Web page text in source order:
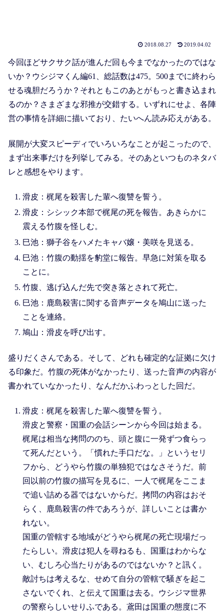
2018.08.27 2019.04.02
今回ほどサクサク話が進んだ回も今までなかったのではな
いか？ウシジマくん編61、総話数は475。500までに終わら
せる魂胆だろうか？それともこのあとがもっと書き込まれ
るのか？さまざまな邪推が交錯する。いずれにせよ、各陣
営の事情を詳細に描いており、たいへん読み応えがある。
展開が大変スピーディでいろいろなことが起こったので、
まず出来事だけを列挙してみる。そのあといつものネタバ
レと感想をやります。
滑皮：梶尾を殺害した輩へ復讐を誓う。
滑皮：シシック本部で梶尾の死を報告。あきらかに
震える竹腹を怪しむ。
巳池：獅子谷をハメたキャバ嬢・美咲を見送る。
巳池：竹腹の動揺を豹堂に報告。早急に対策を取る
ことに。
竹腹、逃げ込んだ先で突き落とされて死亡。
巳池：鹿島殺害に関する音声データを鳩山に送った
ことを連絡。
鳩山：滑皮を呼び出す。
盛りだくさんである。そして、どれも確定的な証拠に欠け
る印象だ。竹腹の死体がなかったり、送った音声の内容が
書かれていなかったり、なんだかふわっとした回だ。
滑皮：梶尾を殺害した輩へ復讐を誓う。
滑皮と警察・国重の会話シーンから今回は始まる。
梶尾は相当な拷問ののち、頭と腹に一発ずつ食らっ
て死んだという。「慣れた手口だな。」というセリ
フから、どうやら竹腹の単独犯ではなさそうだ。前
回以前の竹腹の描写を見るに、一人で梶尾をここま
で追い詰める器ではないからだ。拷問の内容はおそ
らく、鹿島殺害の件であろうが、詳しいことは書か
れない。
国重の管轄する地域がどうやら梶尾の死亡現場だっ
たらしい。滑皮は犯人を尋ねるも、国重はわからな
い、むしろ心当たりがあるのではないか？と訊く。
敵討ちは考えるな、せめて自分の管轄で騒ぎを起こ
さないでくれ、と伝えて国重は去る。ウシジマ世界
の警察らしいせりふである。鳶田は国重の態度に不